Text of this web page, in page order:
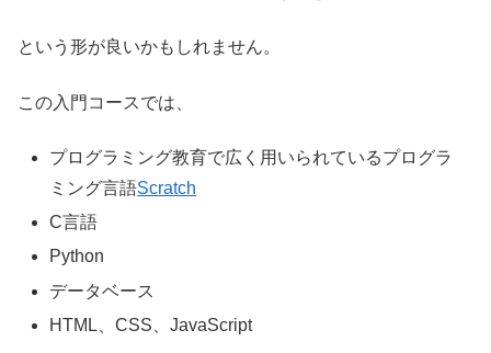
という形が良いかもしれません。
この入門コースでは、
プログラミング教育で広く用いられているプログラ
ミング言語Scratch
C言語
Python
データベース
HTML、CSS、JavaScript